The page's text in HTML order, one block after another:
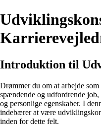
Introduktion til
Drømmer du om at arbejde
spændende og udfordrende
og personlige egenskaber. I
indebærer at være
inden for dette felt.